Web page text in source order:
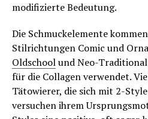
modifizierte Bedeutung.
Die Schmuckelemente
Stilrichtungen Comic und
Oldschoolund Neo-
für die Collagen verwendet.
Tätowierer, die sich mit 2-
versuchen ihrem